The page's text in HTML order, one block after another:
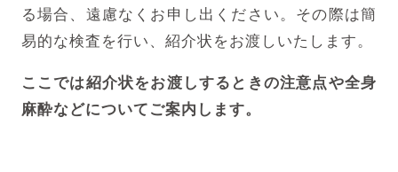
る場合、遠慮なくお申し出ください。その際は簡
易的な検査を行い、紹介状をお渡しいたします。
ここでは紹介状をお渡しするときの注意点や全身
麻酔などについてご案内します。